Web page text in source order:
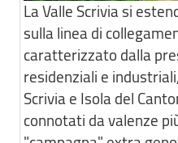
La Valle Scrivia si
sulla linea di
caratterizzato dalla
residenziali e
Scrivia e Isola del
connotati da valenze